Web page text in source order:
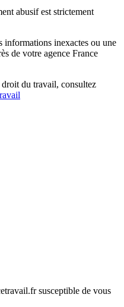
abusif est strictement
informations inexactes ou une
de votre agence France
droit du travail, consultez
susceptible de vous